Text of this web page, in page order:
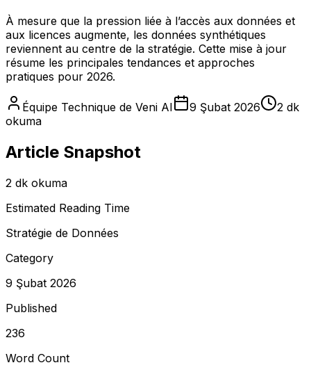
À mesure que la pression liée à l’accès aux données et
aux licences augmente, les données synthétiques
reviennent au centre de la stratégie. Cette mise à jour
résume les principales tendances et approches
pratiques pour 2026.
Équipe Technique de Veni AI 9 Şubat 2026
2 dk
okuma
Article Snapshot
2 dk okuma
Estimated Reading Time
Stratégie de Données
Category
9 Şubat 2026
Published
236
Word Count